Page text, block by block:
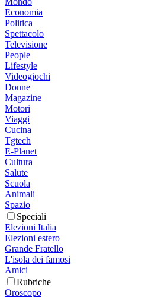
Economia
Politica
Spettacolo
Televisione
People
Lifestyle
Videogiochi
Donne
Magazine
Motori
Viaggi
Cucina
Tgtech
E-Planet
Cultura
Salute
Scuola
Animali
Spazio
Speciali
Elezioni Italia
Elezioni estero
Grande Fratello
L'isola dei famosi
Amici
Rubriche
Oroscopo